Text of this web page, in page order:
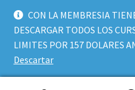
CON LA MEMBRESIA
DESCARGAR TODOS LOS
LIMITES POR 157 DOLARES
Descartar
© CURSOS DIGITALEX 2026
TERMINOS Y CONDICIONES